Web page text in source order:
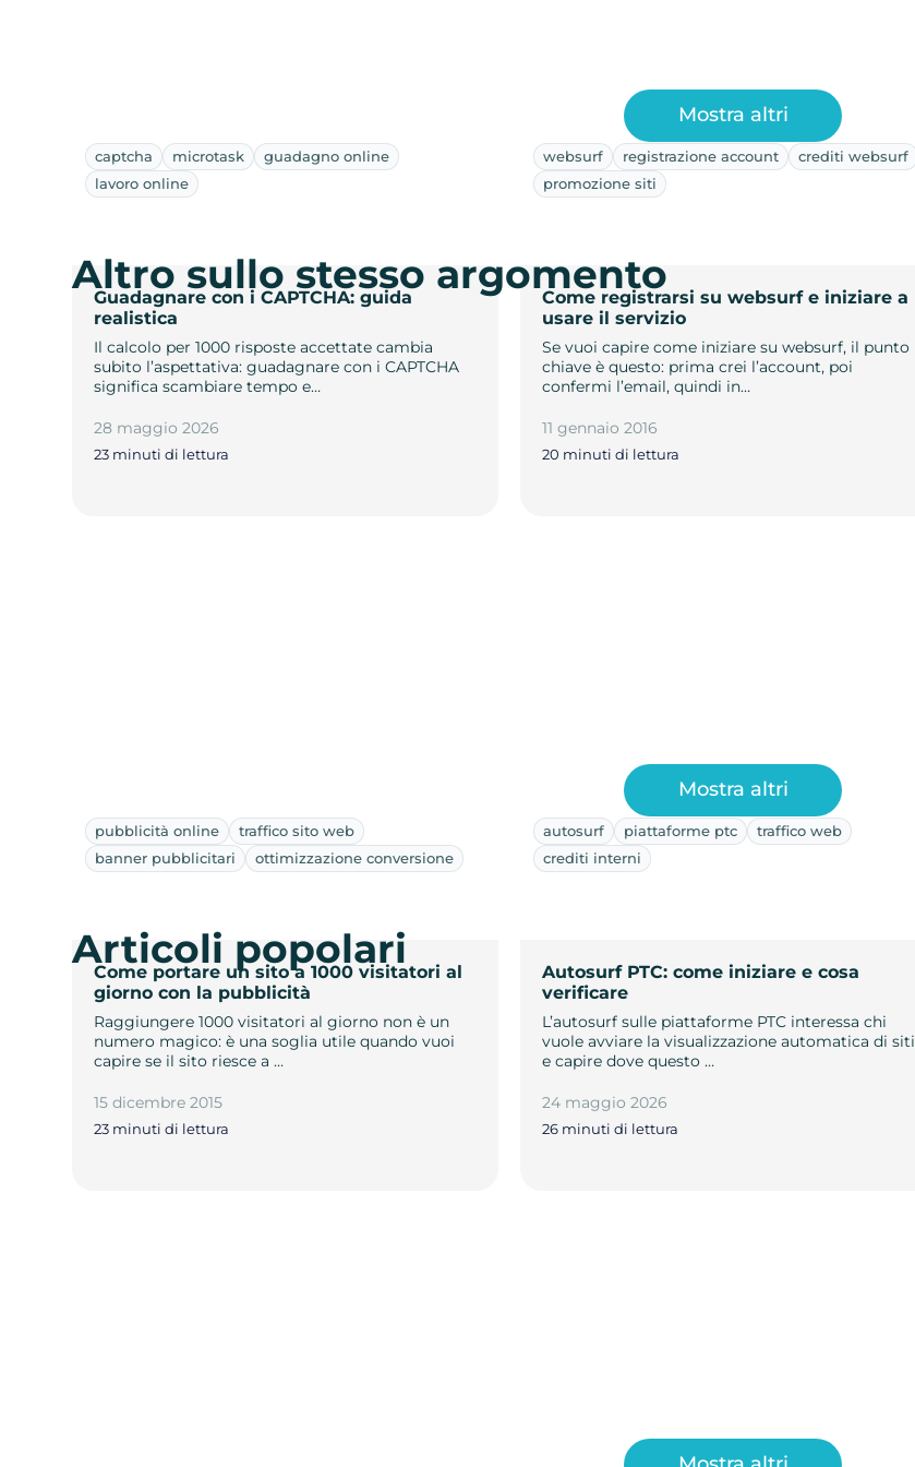
captcha microtask
guadagno online
lavoro online
Guadagnare con i CAPTCHA: guida
realistica
Il calcolo per 1000 risposte accettate cambia
subito l’aspettativa: guadagnare con i CAPTCHA
significa scambiare tempo e…
28 maggio 2026
23 minuti di lettura
websurf registrazione account
crediti websurf
promozione siti
Come registrarsi su websurf e iniziare a
usare il servizio
Se vuoi capire come iniziare su websurf, il punto
chiave è questo: prima crei l’account, poi
confermi l’email, quindi in…
11 gennaio 2016
20 minuti di lettura
Mostra altri
Altro sullo stesso argomento
pubblicità online
traffico sito web
banner pubblicitari
ottimizzazione conversione
Come portare un sito a 1000 visitatori al
giorno con la pubblicità
Raggiungere 1000 visitatori al giorno non è un
numero magico: è una soglia utile quando vuoi
capire se il sito riesce a …
15 dicembre 2015
23 minuti di lettura
autosurf piattaforme ptc
traffico web
crediti interni
Autosurf PTC: come iniziare e cosa
verificare
L’autosurf sulle piattaforme PTC interessa chi
vuole avviare la visualizzazione automatica di siti
e capire dove questo …
24 maggio 2026
26 minuti di lettura
Mostra altri
Articoli popolari